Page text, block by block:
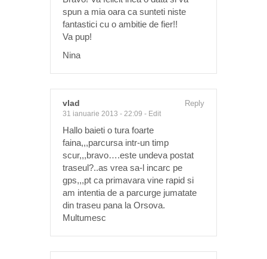
spun a mia oara ca sunteti niste
fantastici cu o ambitie de fier!!
Va pup!
Nina
vlad
31 ianuarie 2013 - 22:09 - Edit
Reply
Hallo baieti o tura foarte
faina,,,parcursa intr-un timp
scur,,,bravo….este undeva postat
traseul?..as vrea sa-l incarc pe
gps,,,pt ca primavara vine rapid si
am intentia de a parcurge jumatate
din traseu pana la Orsova.
Multumesc